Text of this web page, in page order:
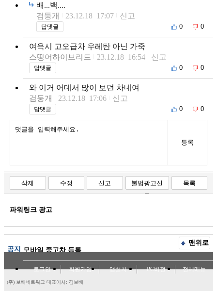
배...백....
검둥개
23.12.18 17:07 신고
답댓글 0 0
여윽시 고오급차 우레탄 아닌 가죽
스띵어하이브리드
23.12.18 16:54 신고
답댓글 0 0
와 이거 어데서 많이 보던 차네여
검둥개
23.12.18 17:06 신고
답댓글 0 0
등록
삭제 수정 신고
불법광고신
고
목록
파워링크 광고
공지 모바일 중고차 등록
맨위로
로그인 회원가입 앱설치 PC버전 전체메뉴
(주) 보배네트워크 대표이사: 김보배